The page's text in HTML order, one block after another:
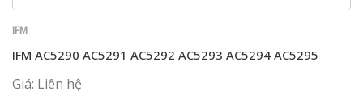
IFM
IFM AC5290 AC5291 AC5292 AC5293 AC5294 AC5295
Giá: Liên hệ